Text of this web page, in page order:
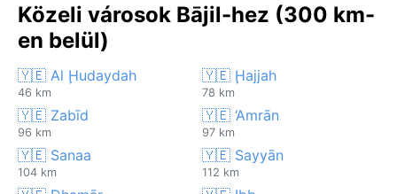
Közeli városok Bājil-hez (300 km-
en belül)
🇾🇪 Al Ḩudaydah
46 km
🇾🇪 Ḩajjah
78 km
🇾🇪 Zabīd
96 km
🇾🇪 ‘Amrān
97 km
🇾🇪 Sanaa
104 km
🇾🇪 Sayyān
112 km